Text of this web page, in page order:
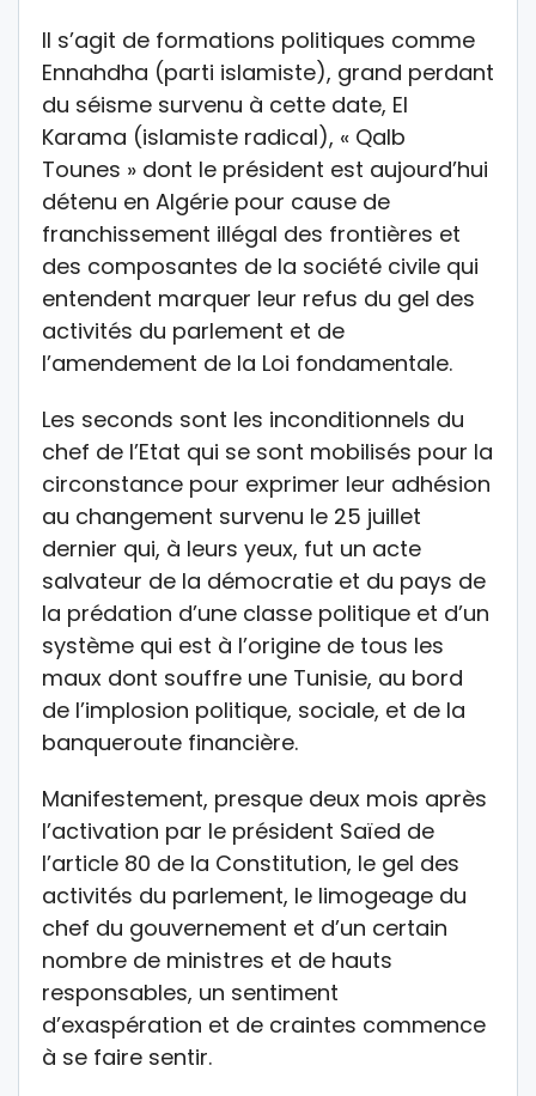
Il s’agit de formations politiques comme
Ennahdha (parti islamiste), grand perdant
du séisme survenu à cette date, El
Karama (islamiste radical), « Qalb
Tounes » dont le président est aujourd’hui
détenu en Algérie pour cause de
franchissement illégal des frontières et
des composantes de la société civile qui
entendent marquer leur refus du gel des
activités du parlement et de
l’amendement de la Loi fondamentale.
Les seconds sont les inconditionnels du
chef de l’Etat qui se sont mobilisés pour la
circonstance pour exprimer leur adhésion
au changement survenu le 25 juillet
dernier qui, à leurs yeux, fut un acte
salvateur de la démocratie et du pays de
la prédation d’une classe politique et d’un
système qui est à l’origine de tous les
maux dont souffre une Tunisie, au bord
de l’implosion politique, sociale, et de la
banqueroute financière.
Manifestement, presque deux mois après
l’activation par le président Saïed de
l’article 80 de la Constitution, le gel des
activités du parlement, le limogeage du
chef du gouvernement et d’un certain
nombre de ministres et de hauts
responsables, un sentiment
d’exaspération et de craintes commence
à se faire sentir.